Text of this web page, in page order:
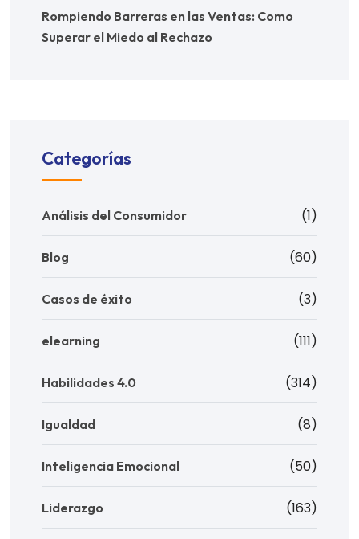
Rompiendo Barreras en las Ventas: Como
Superar el Miedo al Rechazo
Categorías
Análisis del Consumidor (1)
Blog (60)
Casos de éxito (3)
elearning (111)
Habilidades 4.0 (314)
Igualdad (8)
Inteligencia Emocional (50)
Liderazgo (163)